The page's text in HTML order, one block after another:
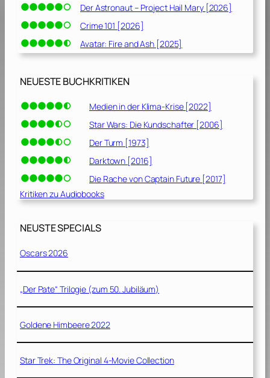
Der Astronaut – Project Hail Mary [2026]
Crime 101 [2026]
Avatar: Fire and Ash [2025]
NEUESTE BUCHKRITIKEN
Medien in der Klima-Krise [2022]
Star Wars: Die Kundschafter [2006]
Der Turm [1973]
Darktown [2016]
Die Rache von Captain Future [2017]
Kritiken zu Audiobooks
NEUSTE SPECIALS
Oscars 2026
„Der Pate“ Trilogie (zum 50. Jubiläum)
Goldene Himbeere 2022
Star Trek: The Original 4-Movie Collection